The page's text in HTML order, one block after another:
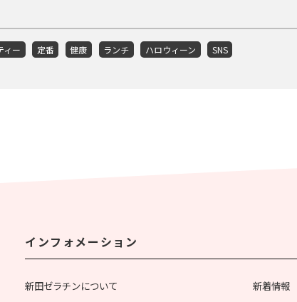
ィー 定番 健康 ランチ ハロウィーン SNS
インフォメーション
新田ゼラチンについて 新着情報